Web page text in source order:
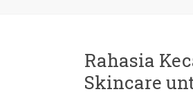
Rahasia
Skincare